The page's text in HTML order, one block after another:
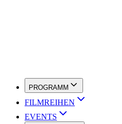
PROGRAMM
FILMREIHEN
EVENTS